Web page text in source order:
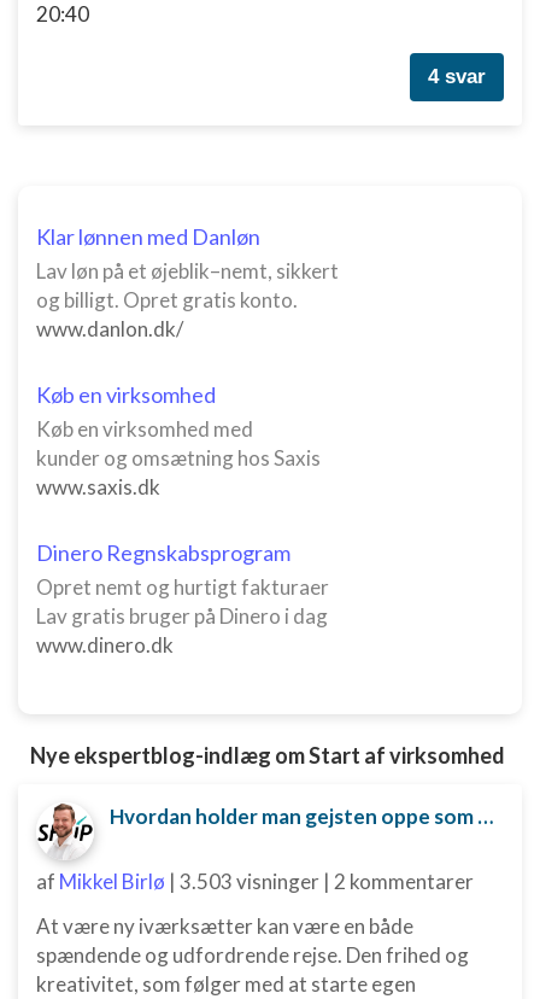
20:40
4 svar
Klar lønnen med Danløn
Lav løn på et øjeblik–nemt, sikkert
og billigt. Opret gratis konto.
www.danlon.dk/
Køb en virksomhed
Køb en virksomhed med
kunder og omsætning hos Saxis
www.saxis.dk
Dinero Regnskabsprogram
Opret nemt og hurtigt fakturaer
Lav gratis bruger på Dinero i dag
www.dinero.dk
Nye ekspertblog-indlæg om Start af virksomhed
Hvordan holder man gejsten oppe som ny iværksætter?
af Mikkel Birlø | 3.503 visninger | 2 kommentarer
At være ny iværksætter kan være en både
spændende og udfordrende rejse. Den frihed og
kreativitet, som følger med at starte egen